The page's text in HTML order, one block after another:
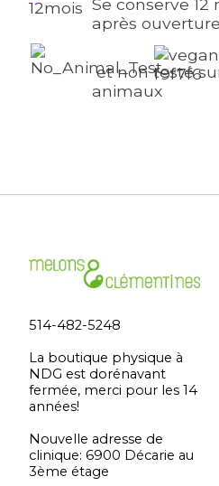
Se conserve 12
après ouverture
et non testé
animaux
514-482-5248
La boutique physique à
NDG est dorénavant
fermée, merci pour les 14
années!
Nouvelle adresse de
clinique: 6900 Décarie au
3ème étage